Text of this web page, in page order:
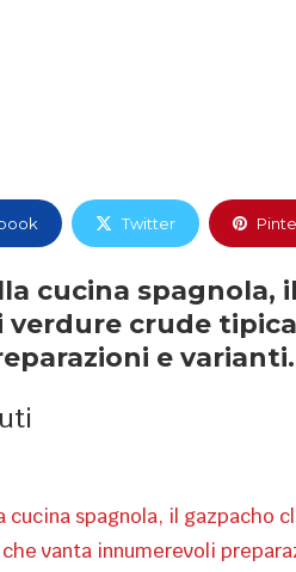
Twitter
cucina spagnola,
verdure crude
e varianti.
spagnola, il gazpacho
vanta innumerevoli